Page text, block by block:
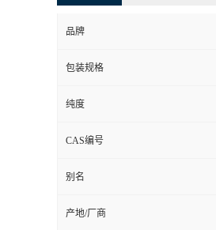
品牌
包装规格
纯度
CAS编号
别名
产地/厂商